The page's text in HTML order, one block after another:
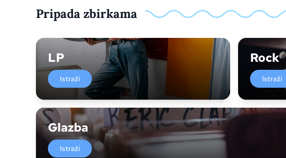
Pripada zbirkama
LP
Istraži
Rock
Istraži
Glazba
Istraži